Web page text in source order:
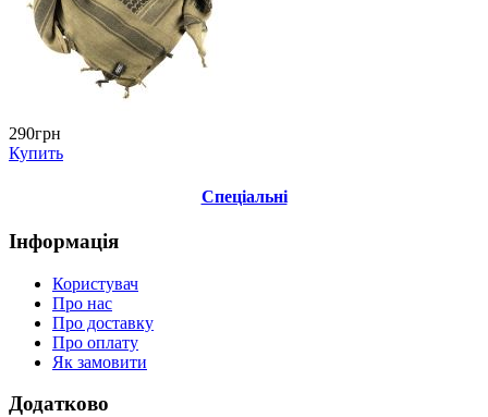
290грн
Купить
Спеціальні
Інформація
Користувач
Про нас
Про доставку
Про оплату
Як замовити
Додатково